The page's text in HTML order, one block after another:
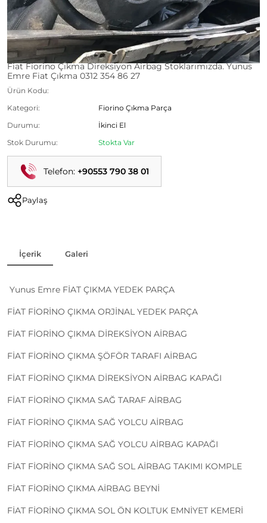
Fiat Fiorino Çıkma Direksiyon Airbag Stoklarımızda. Yunus
Emre Fiat Çıkma 0312 354 86 27
Ürün Kodu:
Kategori:
Fiorino Çıkma Parça
Durumu:
İkinci El
Stok Durumu:
Stokta Var
Telefon: +90553 790 38 01
Paylaş
İçerik Galeri
Yunus Emre FİAT ÇIKMA YEDEK PARÇA
FİAT FİORİNO ÇIKMA ORJİNAL YEDEK PARÇA
FİAT FİORİNO ÇIKMA DİREKSİYON AİRBAG
FİAT FİORİNO ÇIKMA ŞÖFÖR TARAFI AİRBAG
FİAT FİORİNO ÇIKMA DİREKSİYON AİRBAG KAPAĞI
FİAT FİORİNO ÇIKMA SAĞ TARAF AİRBAG
FİAT FİORİNO ÇIKMA SAĞ YOLCU AİRBAG
FİAT FİORİNO ÇIKMA SAĞ YOLCU AİRBAG KAPAĞI
FİAT FİORİNO ÇIKMA SAĞ SOL AİRBAG TAKIMI KOMPLE
FİAT FİORİNO ÇIKMA AİRBAG BEYNİ
FİAT FİORİNO ÇIKMA SOL ÖN KOLTUK EMNİYET KEMERİ